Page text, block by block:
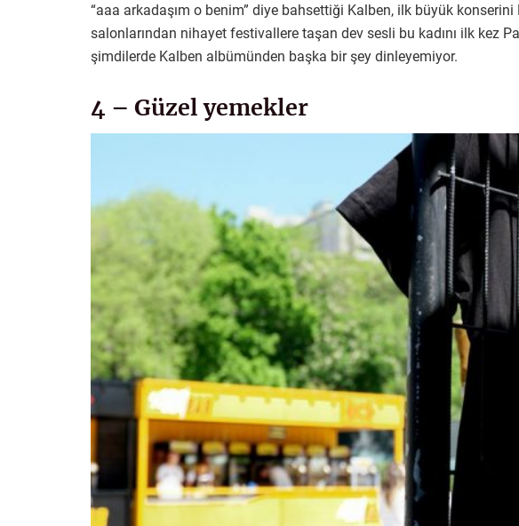
“aaa arkadaşım o benim” diye bahsettiği Kalben, ilk büyük
salonlarından nihayet festivallere taşan dev sesli bu kadını ilk kez
şimdilerde Kalben albümünden başka bir şey dinleyemiyor.
4 – Güzel yemekler